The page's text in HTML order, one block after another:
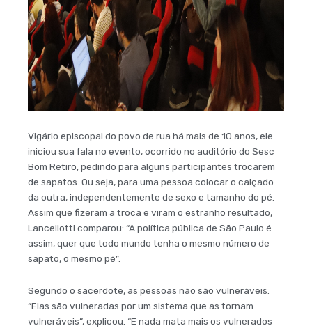
Vigário episcopal do povo de rua há mais de 10 anos, ele
iniciou sua fala no evento, ocorrido no auditório do Sesc
Bom Retiro, pedindo para alguns participantes trocarem
de sapatos. Ou seja, para uma pessoa colocar o calçado
da outra, independentemente de sexo e tamanho do pé.
Assim que fizeram a troca e viram o estranho resultado,
Lancellotti comparou: “A política pública de São Paulo é
assim, quer que todo mundo tenha o mesmo número de
sapato, o mesmo pé”.
Segundo o sacerdote, as pessoas não são vulneráveis.
“Elas são vulneradas por um sistema que as tornam
vulneráveis”, explicou. “E nada mata mais os vulnerados